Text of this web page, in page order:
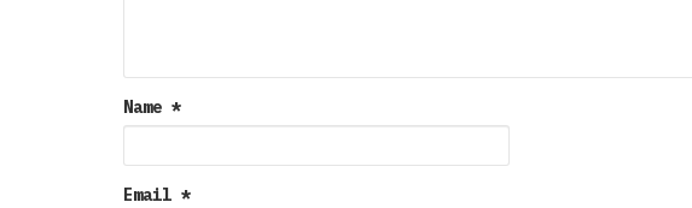
Name *
Email *